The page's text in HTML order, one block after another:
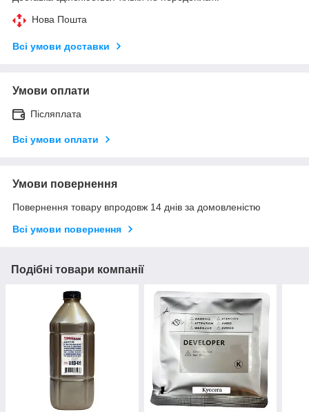
Нова Пошта
Всі умови доставки
Умови оплати
Післяплата
Всі умови оплати
Умови повернення
Повернення товару впродовж 14 днів за домовленістю
Всі умови повернення
Подібні товари компанії